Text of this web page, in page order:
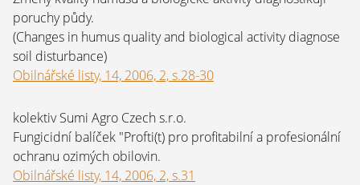
poruchy půdy.
(Changes in humus quality and biological activity diagnose
soil disturbance)
Obilnářské listy, 14, 2006, 2, s.28-30
kolektiv Sumi Agro Czech s.r.o.
Fungicidní balíček "Profti(t) pro profitabilní a profesionální
ochranu ozimých obilovin.
Obilnářské listy, 14, 2006, 2, s.31